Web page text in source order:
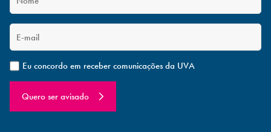
Eu concordo em receber comunicações da UVA
Quero ser avisado